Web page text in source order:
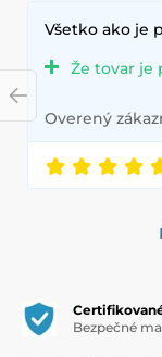
Všetko ako je
Že tovar je
Overený
Bezpečné